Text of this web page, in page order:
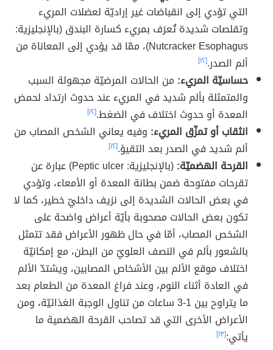
التي تؤدي إلى انقباضات غير إراديّة لعضلات المريء
وتقلصات شديدة تُعرَف بمريء كسارة البندق (بالإنجليزية:
Nutcracker Esophagus)، ممّا قد يؤدي إلى المعاناة من
ألم الصدر.[١٢]
حساسيّة المريء: من الحالات المرضيّة مجهولة السبب
والمتمثلة بألم شديد في المريء عند حدوث ارتداد لحمض
المعدة أو حدوث اختلاف في الضغط.[١٢]
انثقاب أو تمزّق المريء: وفيه يعاني الشخص المصاب من
ألم شديد في الصدر بعد التقيؤ.[١٢]
القرحة الهضميّة:
(بالإنجليزية: Peptic ulcer) عبارة عن
تقرحات مفتوحة ضمن بطانة المعدة أو الأمعاء، وتؤدي
في بعض الحالات الشديدة إلى نزيف داخليّ خطير، كما لا
تكون بعض الحالات مصحوبة بأيّة أعراض واضحة على
الشخص المصاب، أمّا في حال ظهور الأعراض فقد تتمثل
بالشعور بألم في النصف العلويّ من البطن، مع إمكانيّة
اختلاف موقع الألم بين الأشخاص المصابين، ويشتدّ الألم
في العادة أثناء النوم، وعند فراغ المعدة من الطعام بعد
ما يتراوح بين 1-3 ساعات من تناول الوجبة الغذائيّة، ومن
الأعراض الأخرى التي قد تصاحب القرحة الهضمية ما
يأتي:[١٣]